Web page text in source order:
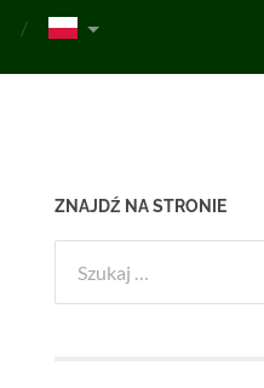
ZNAJDŹ NA STRONIE